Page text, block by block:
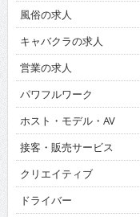
風俗の求人
キャバクラの求人
営業の求人
パワフルワーク
ホスト・モデル・AV
接客・販売サービス
クリエイティブ
ドライバー